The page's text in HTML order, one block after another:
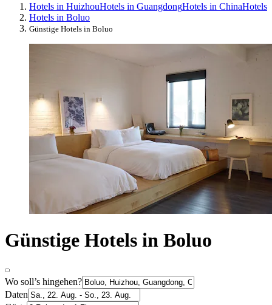
Hotels in HuizhouHotels in GuangdongHotels in ChinaHotels
Hotels in Boluo
Günstige Hotels in Boluo
Günstige Hotels in Boluo
Wo soll’s hingehen?
Daten